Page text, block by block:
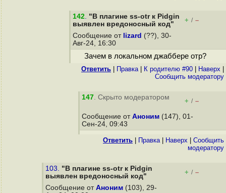
142. "В плагине ss-otr к Pidgin
выявлен вредоносный код"
+ / –
Сообщение от lizard (??), 30-
Авг-24, 16:30
Зачем в локальном джаббере отр?
Ответить Правка| К родителю #90 Наверх
Cообщить модератору
147. Скрыто модератором + / –
Сообщение от Аноним (147), 01-
Сен-24, 09:43
Ответить Правка| Наверх
Cообщить
модератору
103. "В плагине ss-otr к Pidgin
выявлен вредоносный код"
+ / –
Сообщение от Аноним (103), 29-